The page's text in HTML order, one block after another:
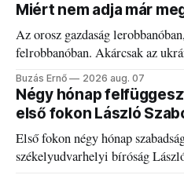
Miért nem adja már
Az orosz gazdaság
felrobbanóban. Akárcsak az
elégedetlen vezetőivel.
Buzás Ernő 2026 aug. 07
Négy hónap
első fokon László
Első fokon négy hónap
székelyudvarhelyi bíróság